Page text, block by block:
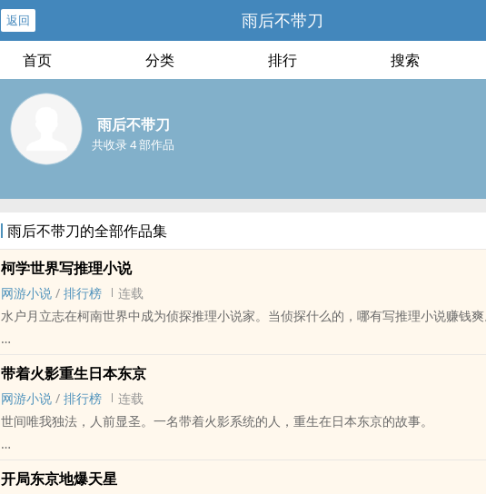
返回 雨后不带刀
首页 分类 排行 搜索
雨后不带刀
共收录 4 部作品
雨后不带刀的全部作品集
柯学世界写推理小说
网游小说 / 排行榜
连载
水户月立志在柯南世界中成为侦探推理小说家。当侦探什么的，哪有写推理小说赚钱爽
在死神小学生四处游荡的恐怖世界，老老实实的苟着不行吗？但开局就被卷入杀人案中
人，左边是工藤新一，右边是目暮警官，面前则是死者的尸体和一堆不利的证人证言
《从立志写推理小说但被迫卷入杀人案件开始的苟不住的柯学世界生活》。
带着火影重生日本东京
网游小说 / 排行榜
连载
世间唯我独法，人前显圣。一名带着火影系统的人，重生在日本东京的故事。
开局东京地爆天星